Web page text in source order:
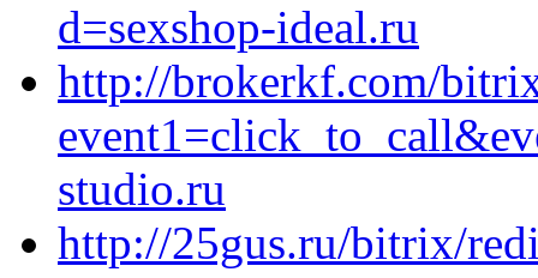
d=sexshop-ideal.ru
http://brokerkf.com/
studio.ru
http://25gus.ru/bitrix/